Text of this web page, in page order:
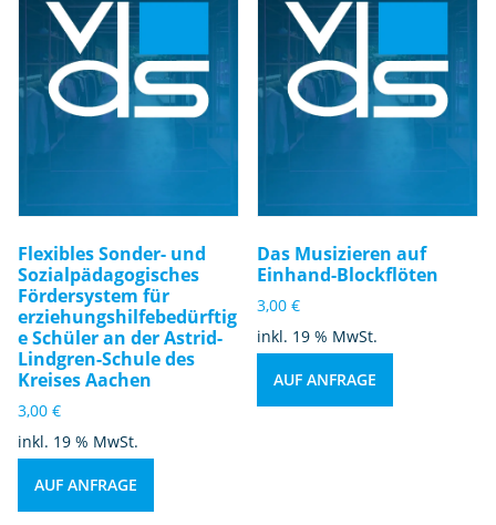
Flexibles Sonder- und
Sozialpädagogisches
Fördersystem für
erziehungshilfebedürftig
e Schüler an der Astrid-
Lindgren-Schule des
Kreises Aachen
3,00 €
inkl. 19 % MwSt.
AUF ANFRAGE
Das Musizieren auf
Einhand-Blockflöten
3,00€
inkl. 19 % MwSt.
AUF ANFRAGE